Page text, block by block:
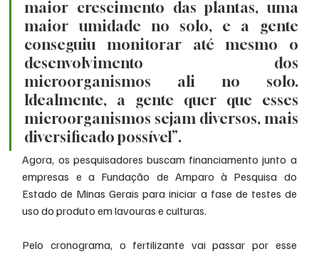
maior crescimento das plantas, uma
maior umidade no solo, e a gente
conseguiu monitorar até mesmo o
desenvolvimento dos
microorganismos ali no solo.
Idealmente, a gente quer que esses
microorganismos sejam diversos, mais
diversificado possível”.
Agora, os pesquisadores buscam financiamento junto a
empresas e a Fundação de Amparo à Pesquisa do
Estado de Minas Gerais para iniciar a fase de testes de
uso do produto em lavouras e culturas.
Pelo cronograma, o fertilizante vai passar por esse